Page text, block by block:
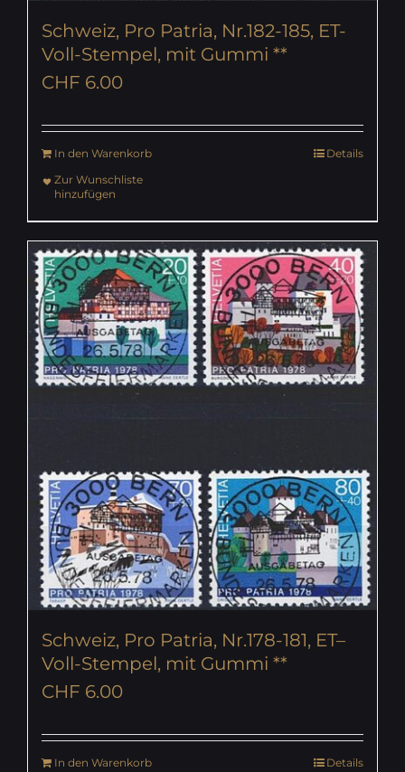
Schweiz, Pro Patria, Nr.182-185, ET-
Voll-Stempel, mit Gummi **
CHF 6.00
In den Warenkorb
Details
Zur Wunschliste
hinzufügen
Schweiz, Pro Patria, Nr.178-181, ET–
Voll-Stempel, mit Gummi **
CHF 6.00
In den Warenkorb Details